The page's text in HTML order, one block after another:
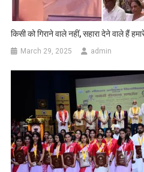
किसी को गिराने वाले नहीं, सहारा देने वाले हैं
March 29, 2025 admin